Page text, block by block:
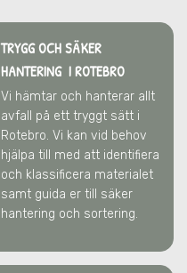
TRYGG OCH SÄKER
HANTERING I ROTEBRO
Vi hämtar och hanterar allt
avfall på ett tryggt sätt i
Rotebro. Vi kan vid behov
hjälpa till med att identifiera
och klassificera materialet
samt guida er till säker
hantering och sortering.